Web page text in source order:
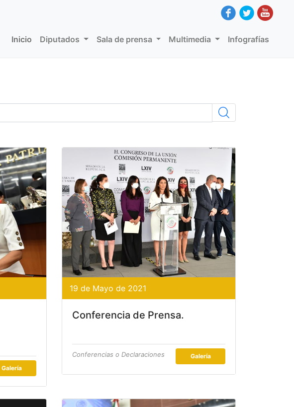
Inicio (current)
Diputados Sala de prensa Multimedia Infografías
Galería
19 de Mayo de 2021
Conferencia de Prensa.
Conferencias o Declaraciones Galería